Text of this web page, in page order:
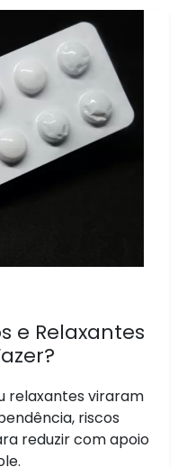
e Relaxantes
relaxantes viraram
riscos
reduzir com apoio